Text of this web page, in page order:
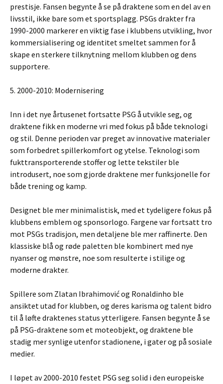
prestisje. Fansen begynte å se på draktene som en del av en
livsstil, ikke bare som et sportsplagg. PSGs drakter fra
1990-2000 markerer en viktig fase i klubbens utvikling, hvor
kommersialisering og identitet smeltet sammen for å
skape en sterkere tilknytning mellom klubben og dens
supportere.
5. 2000-2010: Modernisering
Inn i det nye årtusenet fortsatte PSG å utvikle seg, og
draktene fikk en moderne vri med fokus på både teknologi
og stil. Denne perioden var preget av innovative materialer
som forbedret spillerkomfort og ytelse. Teknologi som
fukttransporterende stoffer og lette tekstiler ble
introdusert, noe som gjorde draktene mer funksjonelle for
både trening og kamp.
Designet ble mer minimalistisk, med et tydeligere fokus på
klubbens emblem og sponsorlogo. Fargene var fortsatt tro
mot PSGs tradisjon, men detaljene ble mer raffinerte. Den
klassiske blå og røde paletten ble kombinert med nye
nyanser og mønstre, noe som resulterte i stilige og
moderne drakter.
Spillere som Zlatan Ibrahimović og Ronaldinho ble
ansiktet utad for klubben, og deres karisma og talent bidro
til å løfte draktenes status ytterligere. Fansen begynte å se
på PSG-draktene som et moteobjekt, og draktene ble
stadig mer synlige utenfor stadionene, i gater og på sosiale
medier.
I løpet av 2000-2010 festet PSG seg solid i den europeiske